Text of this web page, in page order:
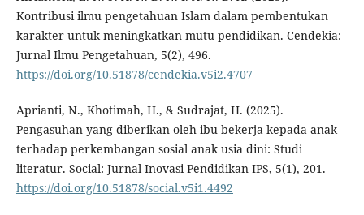
Kontribusi ilmu pengetahuan Islam dalam pembentukan
karakter untuk meningkatkan mutu pendidikan. Cendekia:
Jurnal Ilmu Pengetahuan, 5(2), 496.
https://doi.org/10.51878/cendekia.v5i2.4707
Aprianti, N., Khotimah, H., & Sudrajat, H. (2025).
Pengasuhan yang diberikan oleh ibu bekerja kepada anak
terhadap perkembangan sosial anak usia dini: Studi
literatur. Social: Jurnal Inovasi Pendidikan IPS, 5(1), 201.
https://doi.org/10.51878/social.v5i1.4492